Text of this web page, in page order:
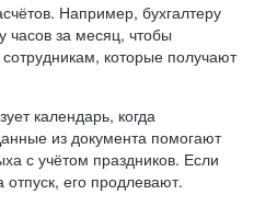
Например, бухгалтеру
часов за месяц, чтобы
которые получают
календарь, когда
из документа помогают
с учётом праздников. Если
его продлевают.